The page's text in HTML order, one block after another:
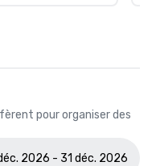
pour organiser des
2026 - 31 déc. 2026